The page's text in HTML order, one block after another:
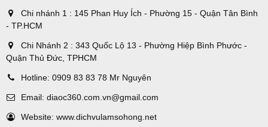
Chi nhánh 1 : 145 Phan Huy Ích - Phường 15 - Quận Tân Bình
- TP.HCM
Chi Nhánh 2 : 343 Quốc Lộ 13 - Phường Hiệp Bình Phước -
Quận Thủ Đức, TPHCM
Hotline: 0909 83 83 78 Mr Nguyên
Email: diaoc360.com.vn@gmail.com
Website: www.dichvulamsohong.net